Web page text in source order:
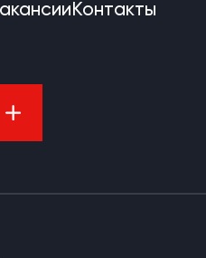
Контакты